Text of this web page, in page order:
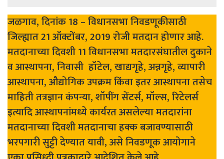
जळगाव, दिनांक 18 – विधानसभा निवडणूकीसाठी
जिल्ह्यात 21 ऑक्टोंबर, 2019 रोजी मतदान होणार आहे.
मतदानाच्या दिवशी 11 विधानसभा मतदारसंघातील दुकाने
व आस्थापना, निवासी हॉटेल, खाद्यगृहे, अन्नगृहे, व्यापारी
आस्थापना, औद्योगिक उपक्रम किंवा इतर आस्थापना तसेच
माहिती तत्रज्ञान कंपन्या, शॉपींग सेंटर्स, मॉल्स, रिटेलर्स
इत्यादि आस्थापनांमध्ये कार्यरत असलेल्या मतदारांना
मतदानाच्या दिवशी मतदानाचा हक्क बजावण्यासाठी
भरपगारी सुट्टी देण्यात यावी, असे निवडणूक आयोगाने